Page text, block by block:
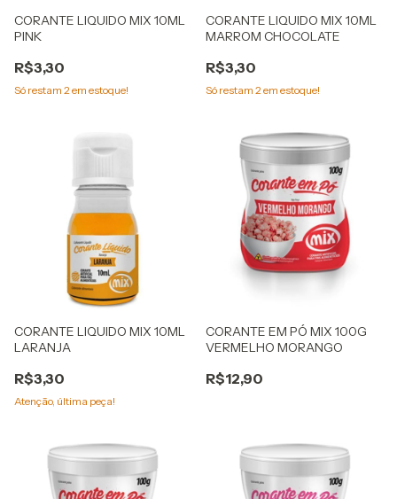
CORANTE LIQUIDO MIX 10ML
PINK
R$3,30
Só restam 2em estoque!
CORANTE LIQUIDO MIX 10ML
MARROM CHOCOLATE
R$3,30
Só restam 2em estoque!
CORANTE LIQUIDO MIX 10ML
LARANJA
R$3,30
Atenção, última peça!
CORANTE EM PÓ MIX 100G
VERMELHO MORANGO
R$12,90